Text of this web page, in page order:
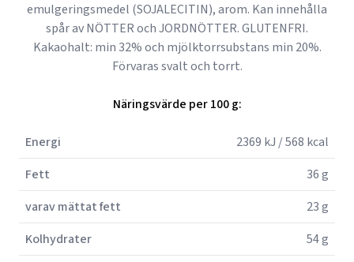
emulgeringsmedel (SOJALECITIN), arom. Kan innehålla
spår av NÖTTER och JORDNÖTTER. GLUTENFRI.
Kakaohalt: min 32% och mjölktorrsubstans min 20%.
Förvaras svalt och torrt.
Näringsvärde per 100 g:
Energi
2369 kJ / 568 kcal
Fett
36 g
varav mättat fett
23 g
Kolhydrater
54 g